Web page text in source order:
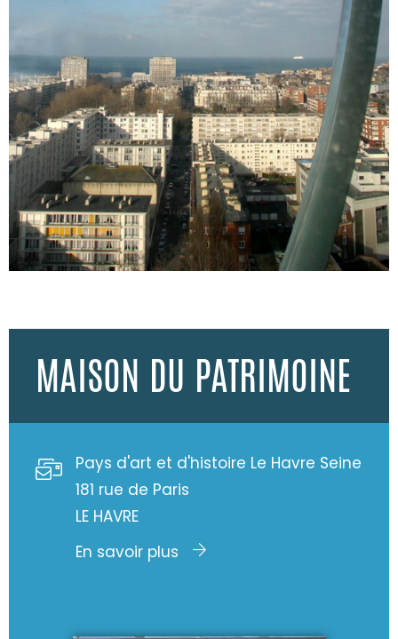
MAISON DU PATRIMOINE
Pays d'art et d'histoire Le Havre Seine
181 rue de Paris
LE HAVRE
En savoir plus